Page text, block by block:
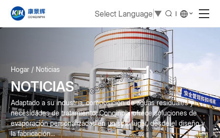
Select Language ▼
Hogar Noticias
NOTICIAS
Adaptado a su industria, composición de aguas residuales y
necesidades de tratamiento, Conqinphi ofrece soluciones de
evaporación personalizadas en un solo lugar, desde el diseño y
la fabricación...